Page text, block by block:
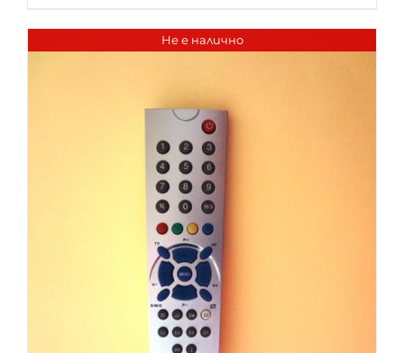
Не е налично